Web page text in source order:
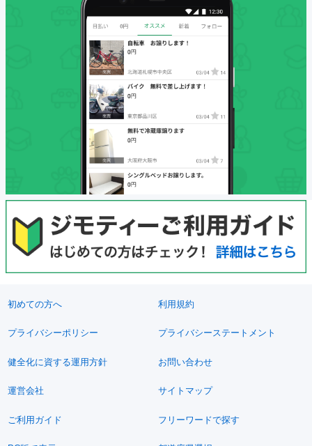
初めての方へ 利用規約
プライバシーポリシー プライバシーステートメント
健全化に資する運用方針 お問い合わせ
運営会社 サイトマップ
ご利用ガイド フリーワードで探す